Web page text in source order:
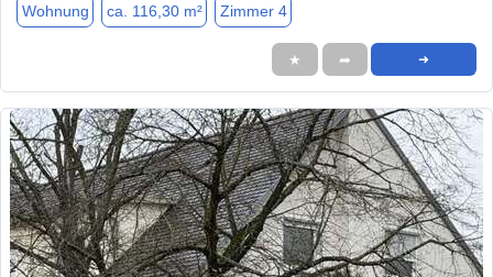
Wohnung ca. 116,30 m² Zimmer 4
★ ➦ ➜